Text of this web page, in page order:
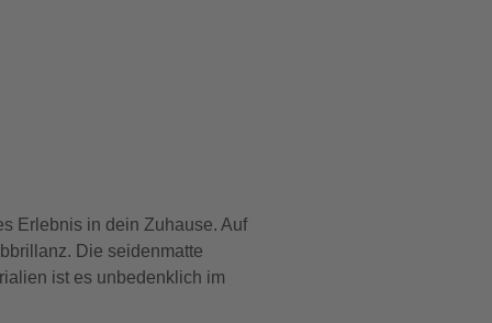
Erlebnis in dein Zuhause. Auf
Die seidenmatte
ist es unbedenklich im